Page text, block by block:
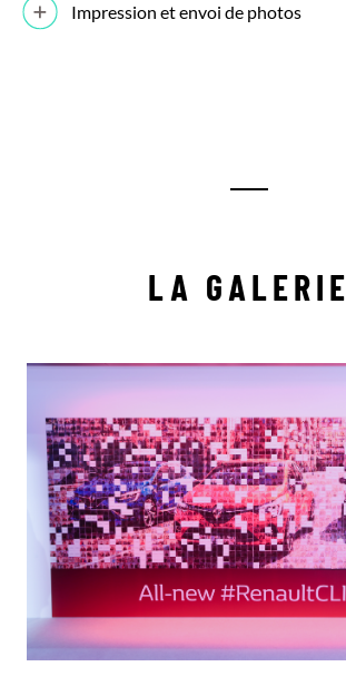
Impression et envoi de photos
LA GALERIE